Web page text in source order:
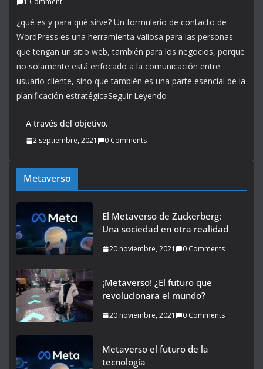
¿qué es y para qué sirve? Un formulario de contacto de
WordPress es una herramienta valiosa para las personas
que tengan un sitio web, también para los negocios, porque
no solamente está enfocado a la comunicación entre
usuario cliente, sino que también es una parte esencial de la
planificación estratégicaSeguir Leyendo
A través del objetivo.
2 septiembre, 2021 0 Comments
Metaverso
El Metaverso de Zuckerberg:
Una sociedad en otra realidad
20 noviembre, 2021 0 Comments
¡Metaverso! ¿El futuro que
revolucionara el mundo?
20 noviembre, 2021 0 Comments
Metaverso el futuro de la
tecnología